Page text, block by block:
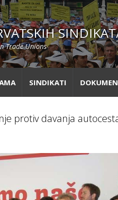
Trade Unions
SINDIKATI
protiv davanja